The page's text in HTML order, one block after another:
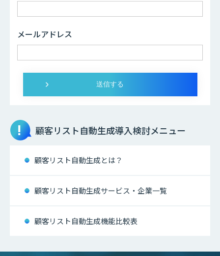
メールアドレス
顧客リスト自動生成導入検討メニュー
顧客リスト自動生成とは？
顧客リスト自動生成サービス・企業一覧
顧客リスト自動生成機能比較表